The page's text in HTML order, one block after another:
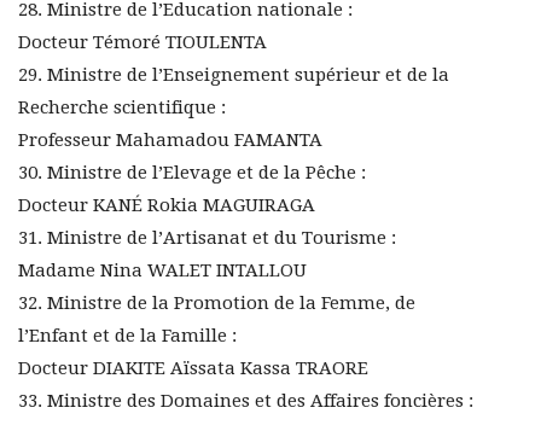
28. Ministre de l’Education nationale :
Docteur Témoré TIOULENTA
29. Ministre de l’Enseignement supérieur et de la
Recherche scientifique :
Professeur Mahamadou FAMANTA
30. Ministre de l’Elevage et de la Pêche :
Docteur KANÉ Rokia MAGUIRAGA
31. Ministre de l’Artisanat et du Tourisme :
Madame Nina WALET INTALLOU
32. Ministre de la Promotion de la Femme, de
l’Enfant et de la Famille :
Docteur DIAKITE Aïssata Kassa TRAORE
33. Ministre des Domaines et des Affaires foncières :